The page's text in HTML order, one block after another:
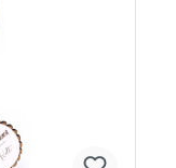
zu sagen.
Firma auf der
Thema:
für Frauen,
und
Gravur Maße
ca. Ø 5 cm